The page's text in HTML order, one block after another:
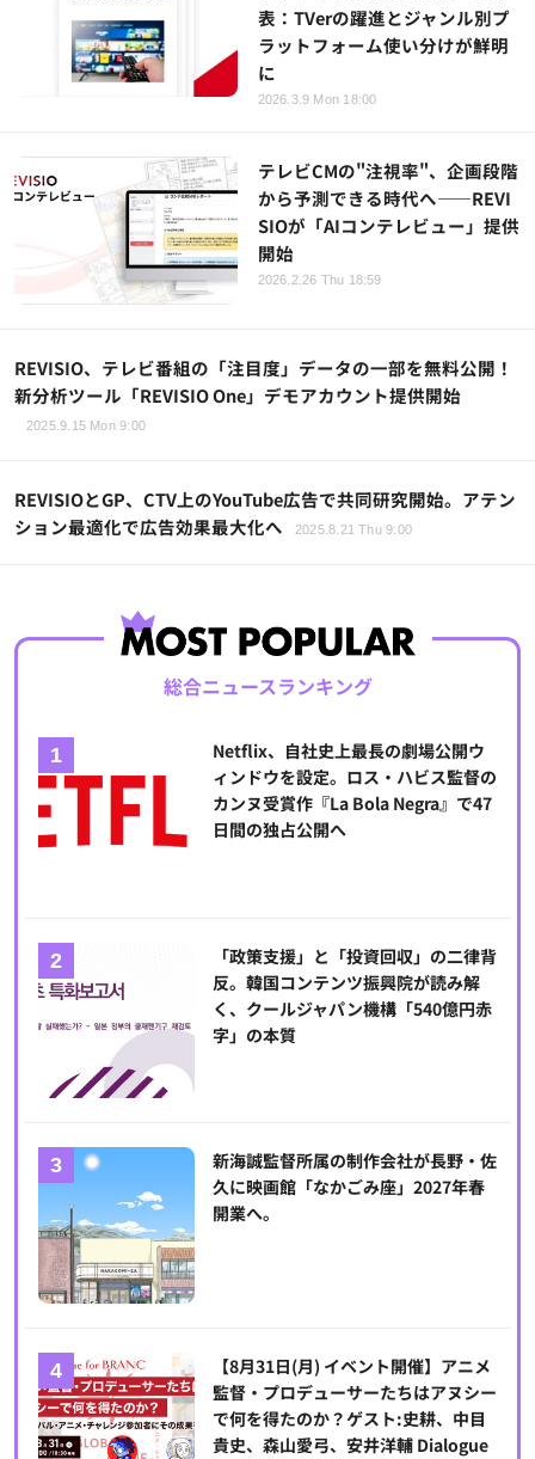
表：TVerの躍進とジャンル別プ
ラットフォーム使い分けが鮮明
に
2026.3.9 Mon 18:00
テレビCMの"注視率"、企画段階
から予測できる時代へ——REVI
SIOが「AIコンテレビュー」提供
開始
2026.2.26 Thu 18:59
REVISIO、テレビ番組の「注目度」データの一部を無料公開！
新分析ツール「REVISIO One」デモアカウント提供開始
2025.9.15 Mon 9:00
REVISIOとGP、CTV上のYouTube広告で共同研究開始。アテン
ション最適化で広告効果最大化へ
2025.8.21 Thu 9:00
総合ニュースランキング
Netflix、自社史上最長の劇場公開ウ
ィンドウを設定。ロス・ハビス監督の
カンヌ受賞作『La Bola Negra』で47
日間の独占公開へ
「政策支援」と「投資回収」の二律背
反。韓国コンテンツ振興院が読み解
く、クールジャパン機構「540億円赤
字」の本質
新海誠監督所属の制作会社が長野・佐
久に映画館「なかごみ座」2027年春
開業へ。
【8月31日(月) イベント開催】アニメ
監督・プロデューサーたちはアヌシー
で何を得たのか？ゲスト:史耕、中目
貴史、森山愛弓、安井洋輔 Dialogue